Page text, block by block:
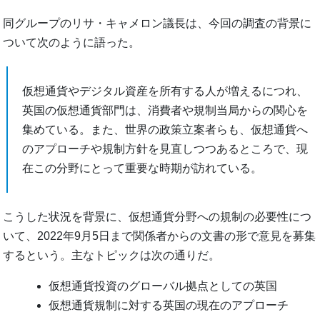
同グループのリサ・キャメロン議長は、今回の調査の背景に
ついて次のように語った。
仮想通貨やデジタル資産を所有する人が増えるにつれ、
英国の仮想通貨部門は、消費者や規制当局からの関心を
集めている。また、世界の政策立案者らも、仮想通貨へ
のアプローチや規制方針を見直しつつあるところで、現
在この分野にとって重要な時期が訪れている。
こうした状況を背景に、仮想通貨分野への規制の必要性につ
いて、2022年9月5日まで関係者からの文書の形で意見を募集
するという。主なトピックは次の通りだ。
仮想通貨投資のグローバル拠点としての英国
仮想通貨規制に対する英国の現在のアプローチ